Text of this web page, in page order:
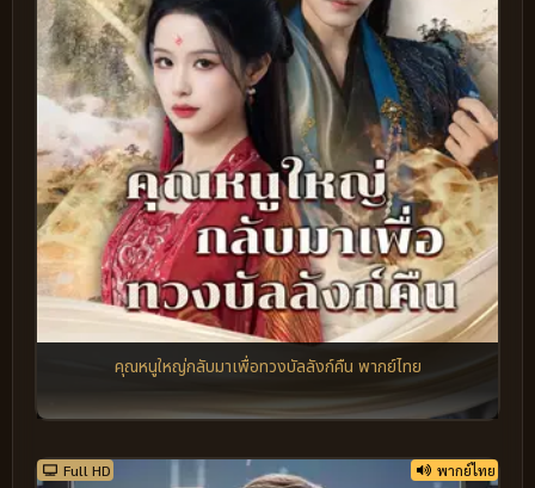
คุณหนูใหญ่กลับมาเพื่อทวงบัลลังก์คืน พากย์ไทย
Full HD พากย์ไทย